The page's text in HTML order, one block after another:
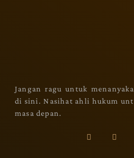
Jangan ragu untuk
di sini. Nasihat ahli hukum
masa depan.